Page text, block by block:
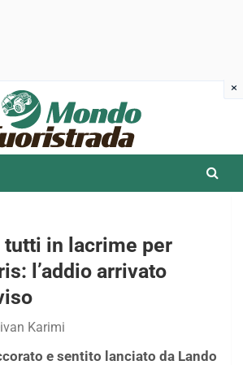
tutti in lacrime per
l’addio arrivato
Karimi
e sentito lanciato da Lando